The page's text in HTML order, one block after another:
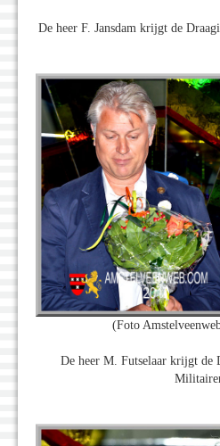
De heer F. Jansdam krijgt de
(Foto
De heer M. Futselaar krijgt de